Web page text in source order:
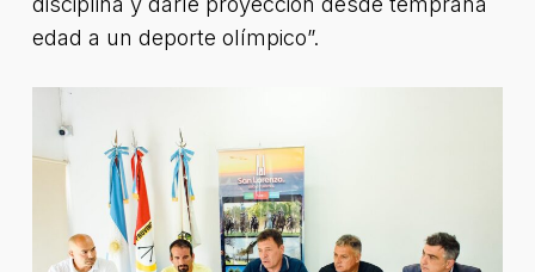
edad a un deporte olímpico”.